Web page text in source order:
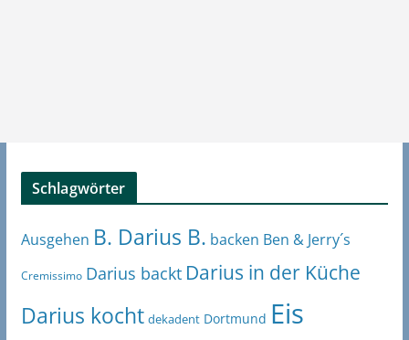
Schlagwörter
Ausgehen B. Darius B. backen Ben & Jerry´s
Cremissimo Darius backt Darius in der Küche
Darius kocht dekadent Dortmund Eis